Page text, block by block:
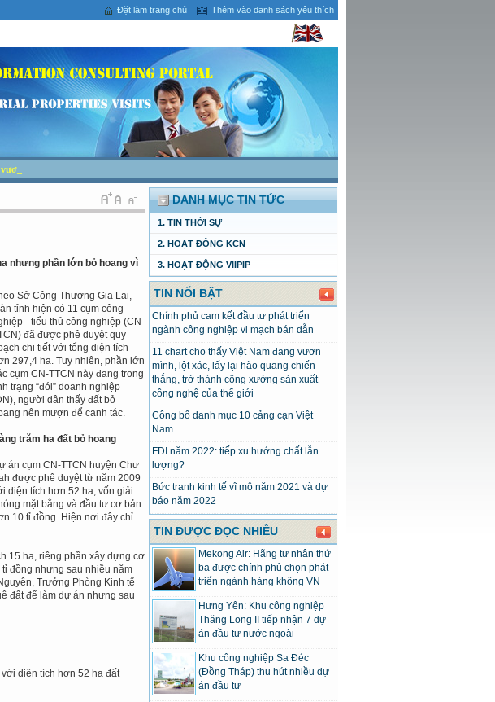
Đặt làm trang chủ Thêm vào danh sách yêu thích
m_
nhưng phần lớn bỏ hoang vì
Sở Công Thương Gia Lai,
tỉnh hiện có 11 cụm công
- tiểu thủ công nghiệp (CN-
đã được phê duyệt quy
chi tiết với tổng diện tích
297,4 ha. Tuy nhiên, phần lớn
cụm CN-TTCN này đang trong
trạng “đói” doanh nghiệp
người dân thấy đất bỏ
nên mượn để canh tác.
trăm ha đất bỏ hoang
án cụm CN-TTCN huyện Chư
được phê duyệt từ năm 2009
diện tích hơn 52 ha, vốn giải
mặt bằng và đầu tư cơ bản
10 tỉ đồng. Hiện nơi đây chỉ
15 ha, riêng phần xây dựng cơ
đồng nhưng sau nhiều năm
Trưởng Phòng Kinh tế
đất để làm dự án nhưng sau
diện tích hơn 52 ha đất
DANH MỤC TIN TỨC
1. TIN THỜI SỰ
2. HOẠT ĐỘNG KCN
3. HOẠT ĐỘNG VIIPIP
TIN NỔI BẬT
Chính phủ cam kết đầu tư phát triển
ngành công nghiệp vi mạch bán dẫn
11 chart cho thấy Việt Nam đang vươn
mình, lột xác, lấy lại hào quang chiến
thắng, trở thành công xưởng sản xuất
công nghệ của thế giới
Công bố danh mục 10 cảng cạn Việt
Nam
FDI năm 2022: tiếp xu hướng chất lẫn
lượng?
Bức tranh kinh tế vĩ mô năm 2021 và dự
báo năm 2022
TIN ĐƯỢC ĐỌC NHIỀU
Mekong Air: Hãng tư nhân thứ
ba được chính phủ chọn phát
triển ngành hàng không VN
Hưng Yên: Khu công nghiệp
Thăng Long II tiếp nhận 7 dự
án đầu tư nước ngoài
Khu công nghiệp Sa Đéc
(Đồng Tháp) thu hút nhiều dự
án đầu tư